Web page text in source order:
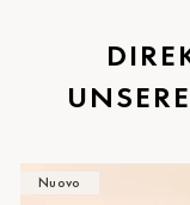
St.Pölten
Staufen
Timmendorf
Nuovo